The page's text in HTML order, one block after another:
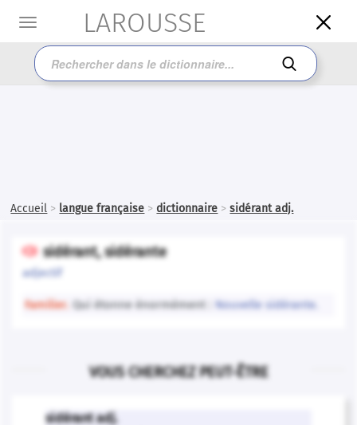
Toggle
LAROUSSE 

Accueil > langue française > dictionnaire >sidérant adj.
 sidérant, sidérante
adjectif
Familier. Qui étonne énormément : Nouvelle sidérante.
VOUS CHERCHEZ PEUT-ÊTRE
sidérant adj.